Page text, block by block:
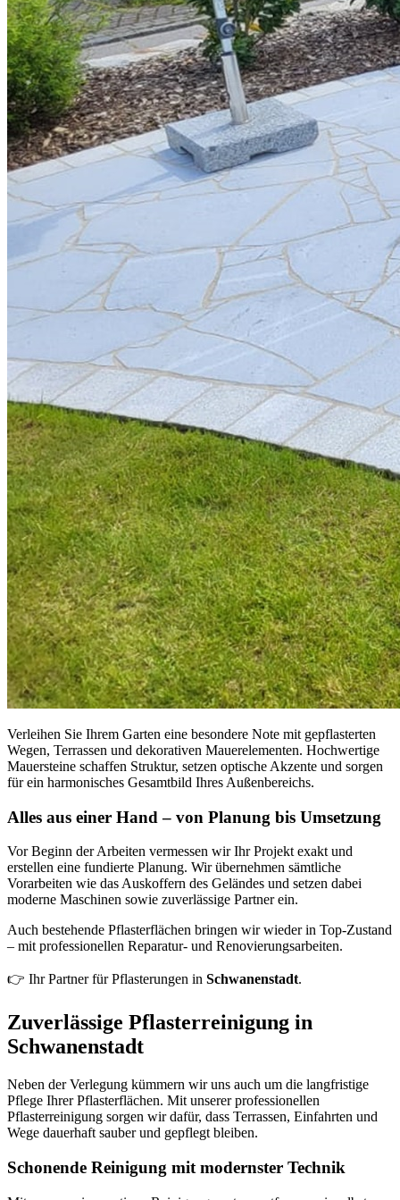
Verleihen Sie Ihrem Garten eine besondere Note mit gepflasterten
Wegen, Terrassen und dekorativen Mauerelementen. Hochwertige
Mauersteine schaffen Struktur, setzen optische Akzente und sorgen
für ein harmonisches Gesamtbild Ihres Außenbereichs.
Alles aus einer Hand – von Planung bis Umsetzung
Vor Beginn der Arbeiten vermessen wir Ihr Projekt exakt und
erstellen eine fundierte Planung. Wir übernehmen sämtliche
Vorarbeiten wie das Auskoffern des Geländes und setzen dabei
moderne Maschinen sowie zuverlässige Partner ein.
Auch bestehende Pflasterflächen bringen wir wieder in Top-Zustand
– mit professionellen Reparatur- und Renovierungsarbeiten.
👉 Ihr Partner für Pflasterungen in Schwanenstadt.
Zuverlässige Pflasterreinigung in
Schwanenstadt
Neben der Verlegung kümmern wir uns auch um die langfristige
Pflege Ihrer Pflasterflächen. Mit unserer professionellen
Pflasterreinigung sorgen wir dafür, dass Terrassen, Einfahrten und
Wege dauerhaft sauber und gepflegt bleiben.
Schonende Reinigung mit modernster Technik